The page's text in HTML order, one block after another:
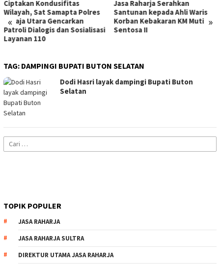
« »
Samapta Polres
Gencarkan
dan Sosialisasi
Jasa Raharja Serahkan
Santunan kepada Ahli Waris
Korban Kebakaran KM Mutiara
Sentosa II
Dirut
TAG: DAMPINGI BUPATI BUTON SELATAN
Dodi Hasri layak dampingi Bupati Buton
Selatan
Cari
untuk:
TOPIK POPULER
JASA RAHARJA
JASA RAHARJA SULTRA
DIREKTUR UTAMA JASA RAHARJA